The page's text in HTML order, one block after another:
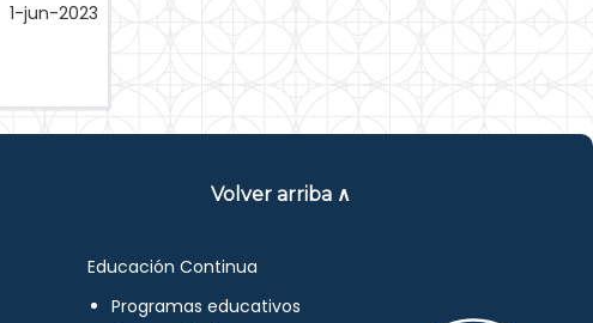
1-jun-2023
Volver arriba ∧
Educación Continua
Programas educativos